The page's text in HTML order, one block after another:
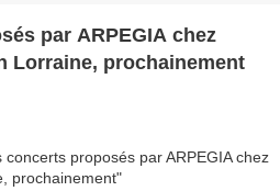
par ARPEGIA chez
Lorraine, prochainement